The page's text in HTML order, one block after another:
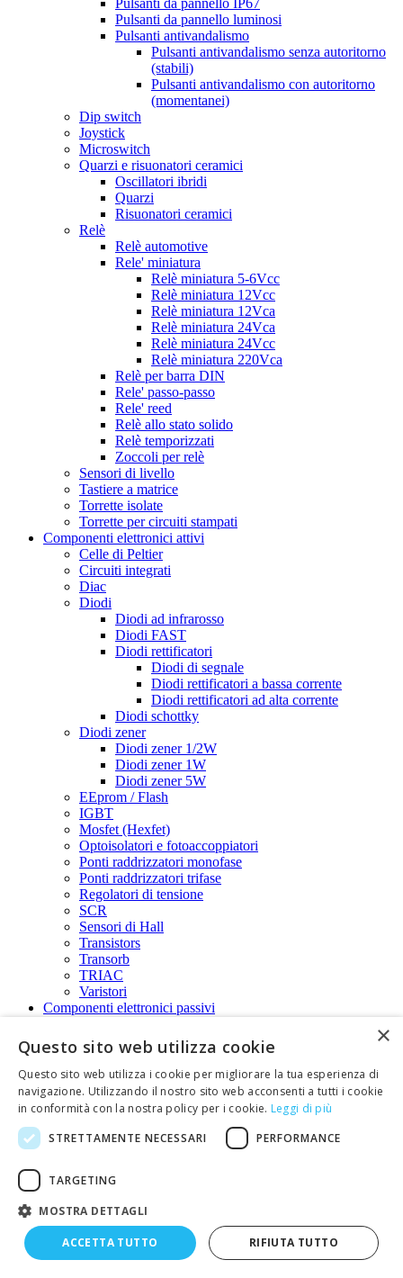
Pulsanti da pannello IP67
Pulsanti da pannello luminosi
Pulsanti antivandalismo
Pulsanti antivandalismo senza autoritorno
(stabili)
Pulsanti antivandalismo con autoritorno
(momentanei)
Dip switch
Joystick
Microswitch
Quarzi e risuonatori ceramici
Oscillatori ibridi
Quarzi
Risuonatori ceramici
Relè
Relè automotive
Rele' miniatura
Relè miniatura 5-6Vcc
Relè miniatura 12Vcc
Relè miniatura 12Vca
Relè miniatura 24Vca
Relè miniatura 24Vcc
Relè miniatura 220Vca
Relè per barra DIN
Rele' passo-passo
Rele' reed
Relè allo stato solido
Relè temporizzati
Zoccoli per relè
Sensori di livello
Tastiere a matrice
Torrette isolate
Torrette per circuiti stampati
Componenti elettronici attivi
Celle di Peltier
Circuiti integrati
Diac
Diodi
Diodi ad infrarosso
Diodi FAST
Diodi rettificatori
Diodi di segnale
Diodi rettificatori a bassa corrente
Diodi rettificatori ad alta corrente
Diodi schottky
Diodi zener
Diodi zener 1/2W
Diodi zener 1W
Diodi zener 5W
EEprom / Flash
IGBT
Mosfet (Hexfet)
Optoisolatori e fotoaccoppiatori
Ponti raddrizzatori monofase
Ponti raddrizzatori trifase
Regolatori di tensione
SCR
Sensori di Hall
Transistors
Transorb
TRIAC
Varistori
Componenti elettronici passivi
Condensatori ceramici
Condensatori di rifasamento
Condensatori elettrolitici
Condensatori elettrolitici a montaggio verticale
(radiale)
capacità magg.di 1.000uF
Condensatori elettrolitici radiali da 150uF a
Condensatori multistrato
Condensatori poliestere
Condensatori poliestere radiali ( verticali )
×
Questo sito web utilizza cookie
Questo sito web utilizza i cookie per migliorare la tua esperienza di
navigazione. Utilizzando il nostro sito web acconsenti a tutti i cookie
in conformità con la nostra policy per i cookie. Leggi di più
STRETTAMENTE NECESSARI
PERFORMANCE
TARGETING
MOSTRA DETTAGLI
ACCETTA TUTTO RIFIUTA TUTTO